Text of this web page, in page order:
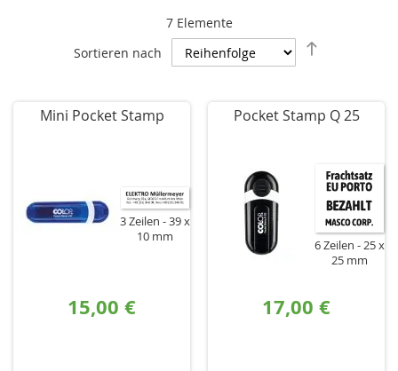
7Elemente
Sortieren nach
Mini Pocket Stamp
3 Zeilen
39 x
10 mm
15,00 €
Pocket Stamp Q 25
6 Zeilen
25 x
25 mm
17,00 €